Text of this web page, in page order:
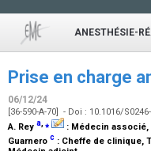
ANESTHÉSIE-
Prise en charge
06/12/24
[36-590-A-70] - Doi : 10.1016/
A. Rey a,⁎ : Médecin
Guarnero c : Cheffe de clinique,